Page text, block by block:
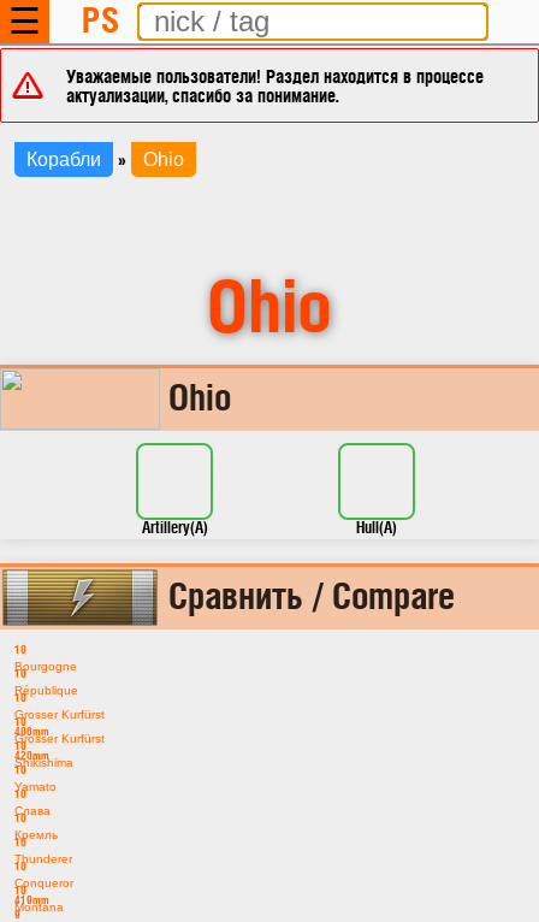
☰ PS
Уважаемые пользователи! Раздел находится в процессе
актуализации, спасибо за понимание.
Корабли » Ohio
Ohio
Ohio
Artillery(A) Hull(A)
Сравнить / Compare
10
Bourgogne
10
République
10
Grosser Kurfürst
406mm
10
Grosser Kurfürst
420mm
10
Shikishima
10
Yamato
10
Слава
10
Кремль
10
Thunderer
10
Conqueror
419mm
10
Montana
9